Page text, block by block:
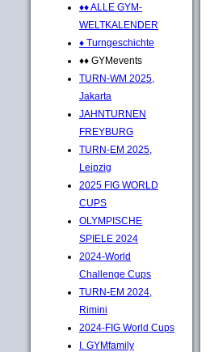
♦♦ ALLE GYM-
WELTKALENDER
♦ Turngeschichte
♦♦ GYMevents
TURN-WM 2025,
Jakarta
JAHNTURNEN
FREYBURG
TURN-EM 2025,
Leipzig
2025 FIG WORLD
CUPS
OLYMPISCHE
SPIELE 2024
2024-World
Challenge Cups
TURN-EM 2024,
Rimini
2024-FIG World Cups
I. GYMfamily